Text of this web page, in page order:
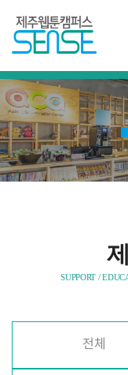
문
바
로
가
기
SUPPORT /
전체